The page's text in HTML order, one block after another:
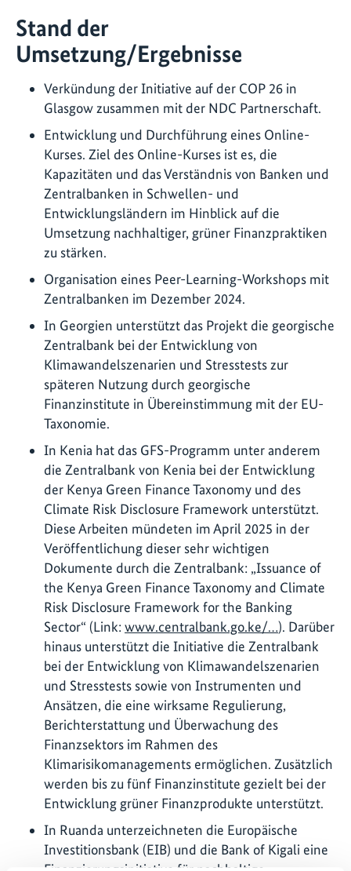
Stand der
Umsetzung/Ergebnisse
Verkündung der Initiative auf der COP 26 in
Glasgow zusammen mit der NDC Partnerschaft.
Entwicklung und Durchführung eines Online-
Kurses. Ziel des Online-Kurses ist es, die
Kapazitäten und das Verständnis von Banken und
Zentralbanken in Schwellen- und
Entwicklungsländern im Hinblick auf die
Umsetzung nachhaltiger, grüner Finanzpraktiken
zu stärken.
Organisation eines Peer-Learning-Workshops mit
Zentralbanken im Dezember 2024.
In Georgien unterstützt das Projekt die georgische
Zentralbank bei der Entwicklung von
Klimawandelszenarien und Stresstests zur
späteren Nutzung durch georgische
Finanzinstitute in Übereinstimmung mit der EU-
Taxonomie.
In Kenia hat das GFS-Programm unter anderem
die Zentralbank von Kenia bei der Entwicklung
der Kenya Green Finance Taxonomy und des
Climate Risk Disclosure Framework unterstützt.
Diese Arbeiten mündeten im April 2025 in der
Veröffentlichung dieser sehr wichtigen
Dokumente durch die Zentralbank: „Issuance of
the Kenya Green Finance Taxonomy and Climate
Risk Disclosure Framework for the Banking
Sector“ (Link:www.centralbank.go.ke/…). Darüber
hinaus unterstützt die Initiative die Zentralbank
bei der Entwicklung von Klimawandelszenarien
und Stresstests sowie von Instrumenten und
Ansätzen, die eine wirksame Regulierung,
Berichterstattung und Überwachung des
Finanzsektors im Rahmen des
Klimarisikomanagements ermöglichen. Zusätzlich
werden bis zu fünf Finanzinstitute gezielt bei der
Entwicklung grüner Finanzprodukte unterstützt.
In Ruanda unterzeichneten die Europäische
Investitionsbank (EIB) und die Bank of Kigali eine